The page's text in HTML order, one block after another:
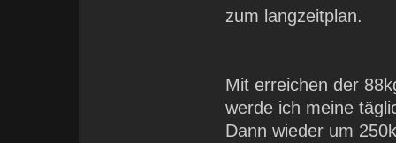
zum langzeitplan.
Mit erreichen der
werde ich meine
Dann wieder um